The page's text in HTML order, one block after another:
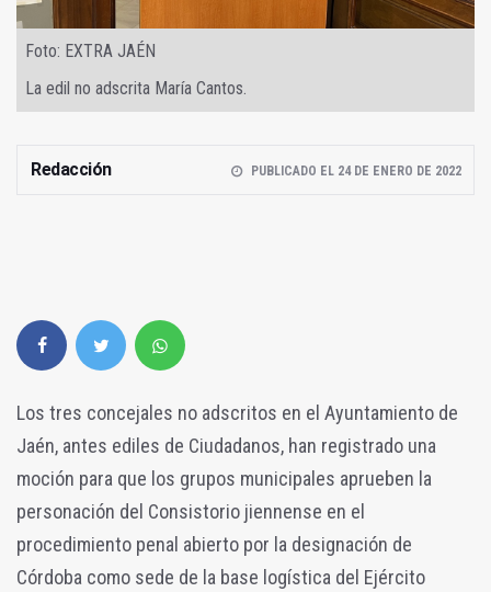
Foto: EXTRA JAÉN
La edil no adscrita María Cantos.
Redacción PUBLICADO EL 24 DE ENERO DE 2022
Los tres concejales no adscritos en el Ayuntamiento de
Jaén, antes ediles de Ciudadanos, han registrado una
moción para que los grupos municipales aprueben la
personación del Consistorio jiennense en el
procedimiento penal abierto por la designación de
Córdoba como sede de la base logística del Ejército